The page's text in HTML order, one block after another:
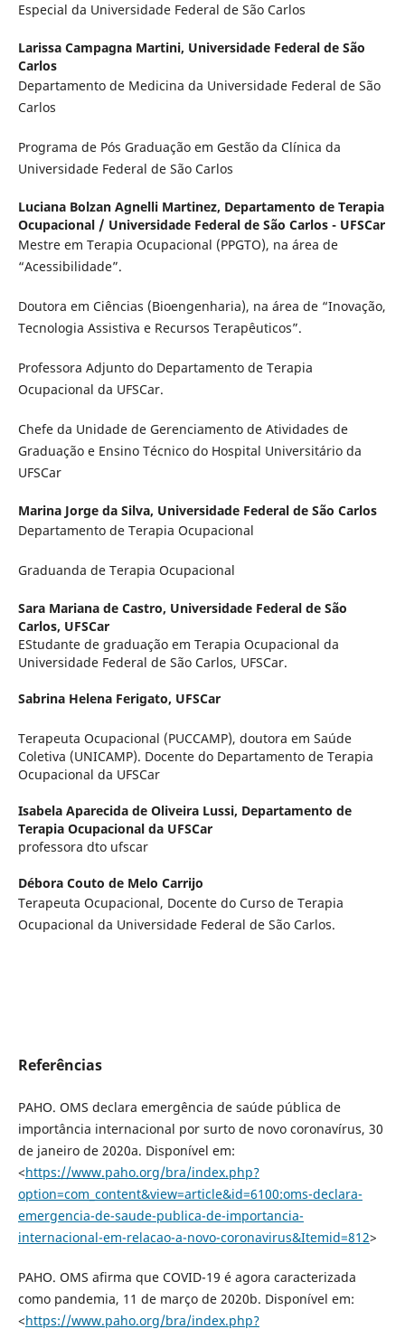
Especial da Universidade Federal de São Carlos
Larissa Campagna Martini, Universidade Federal de São
Carlos
Departamento de Medicina da Universidade Federal de São
Carlos
Programa de Pós Graduação em Gestão da Clínica da
Universidade Federal de São Carlos
Luciana Bolzan Agnelli Martinez, Departamento de Terapia
Ocupacional / Universidade Federal de São Carlos - UFSCar
Mestre em Terapia Ocupacional (PPGTO), na área de
“Acessibilidade”.
Doutora em Ciências (Bioengenharia), na área de “Inovação,
Tecnologia Assistiva e Recursos Terapêuticos”.
Professora Adjunto do Departamento de Terapia
Ocupacional da UFSCar.
Chefe da Unidade de Gerenciamento de Atividades de
Graduação e Ensino Técnico do Hospital Universitário da
UFSCar
Marina Jorge da Silva, Universidade Federal de São Carlos
Departamento de Terapia Ocupacional
Graduanda de Terapia Ocupacional
Sara Mariana de Castro, Universidade Federal de São
Carlos, UFSCar
EStudante de graduação em Terapia Ocupacional da
Universidade Federal de São Carlos, UFSCar.
Sabrina Helena Ferigato, UFSCar
Terapeuta Ocupacional (PUCCAMP), doutora em Saúde
Coletiva (UNICAMP). Docente do Departamento de Terapia
Ocupacional da UFSCar
Isabela Aparecida de Oliveira Lussi, Departamento de
Terapia Ocupacional da UFSCar
professora dto ufscar
Débora Couto de Melo Carrijo
Terapeuta Ocupacional, Docente do Curso de Terapia
Ocupacional da Universidade Federal de São Carlos.
Referências
PAHO. OMS declara emergência de saúde pública de
importância internacional por surto de novo coronavírus, 30
de janeiro de 2020a. Disponível em:
<https://www.paho.org/bra/index.php?
option=com_content&view=article&id=6100:oms-declara-
emergencia-de-saude-publica-de-importancia-
internacional-em-relacao-a-novo-coronavirus&Itemid=812>
PAHO. OMS afirma que COVID-19 é agora caracterizada
como pandemia, 11 de março de 2020b. Disponível em:
<https://www.paho.org/bra/index.php?